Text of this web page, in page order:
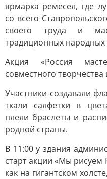
ярмарка ремесел, где
со всего
своего труда и
традиционных
Акция «Россия
совместного
Участники создавали
ткали салфетки в
плели браслеты и
родной страны.
В 11:00 у здания
старт акции «Мы
как на гигантском